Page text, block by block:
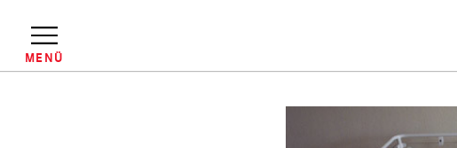
Inhalt
MENÜ